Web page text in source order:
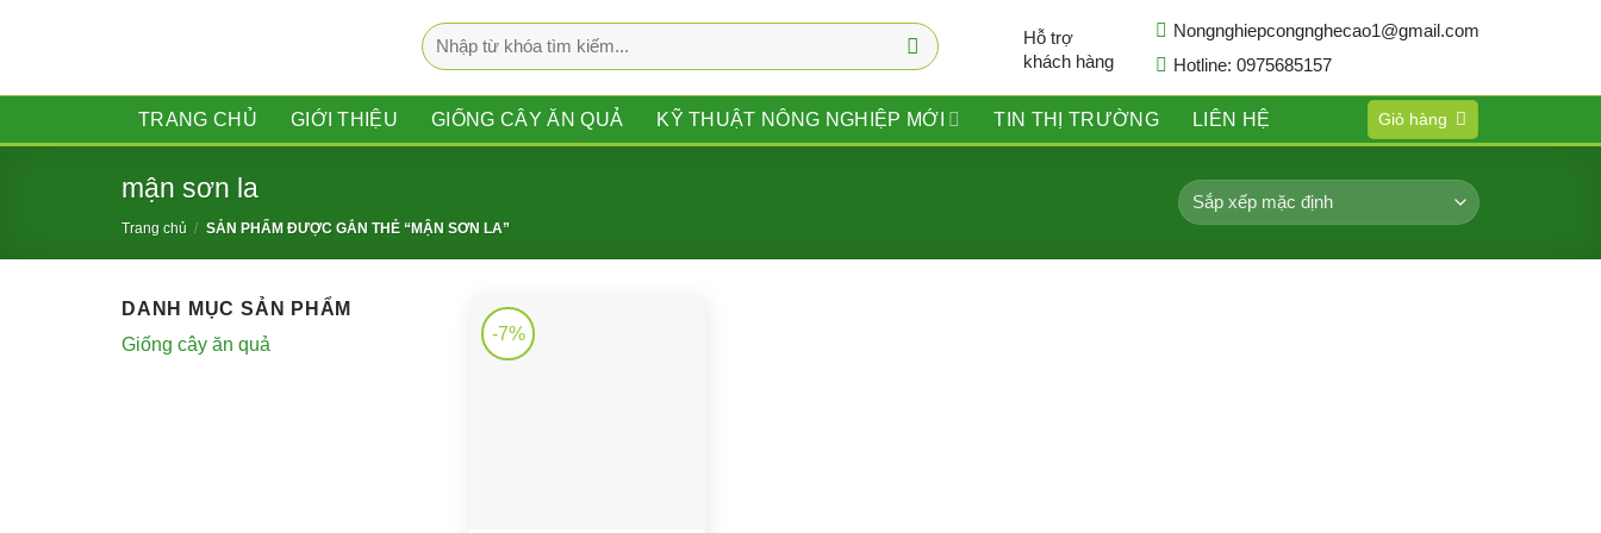
dung
Tìm
kiếm:
Hỗ trợ
khách hàng
Nongnghiepcongnghecao1@gmail.com
Hotline: 0975685157
TRANG CHỦ GIỚI THIỆU GIỐNG CÂY ĂN QUẢ KỸ THUẬT NÔNG NGHIỆP MỚI TIN THỊ TRƯỜNG LIÊN HỆ Giỏ hàng
mận sơn la
Trang chủ / SẢN PHẨM ĐƯỢC GẮN THẺ “MẬN SƠN LA”
DANH MỤC SẢN PHẨM
Giống cây ăn quả
-7%